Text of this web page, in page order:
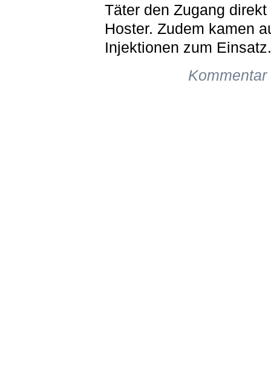
Täter den Zugang
Hoster. Zudem kamen
Injektionen zum Einsatz.